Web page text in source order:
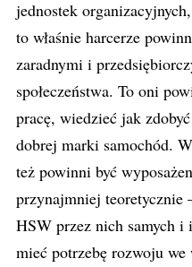
jednostek
to właśnie harcerze
zaradnymi i
społeczeństwa. To oni
pracę, wiedzieć jak
dobrej marki samochód.
też powinni być
przynajmniej teoretycznie
HSW przez nich samych
mieć potrzebę rozwoju